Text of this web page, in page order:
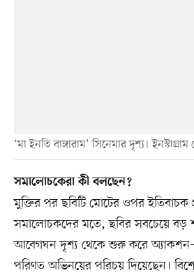
‘মা ইনতি বাঙ্গারাম’ সিনেমার দৃশ্য।
সমালোচকেরা কী বলছেন?
মুক্তির পর ছবিটি মোটের ওপর ইতিবাচক
সমালোচকদের মতে, ছবির সবচেয়ে বড়
আবেগঘন দৃশ্য থেকে শুরু করে
পরিণত অভিনয়ের পরিচয় দিয়েছেন।